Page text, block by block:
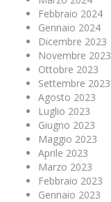
Febbraio 2024
Gennaio 2024
Dicembre 2023
Novembre 2023
Ottobre 2023
Settembre 2023
Agosto 2023
Luglio 2023
Giugno 2023
Maggio 2023
Aprile 2023
Marzo 2023
Febbraio 2023
Gennaio 2023